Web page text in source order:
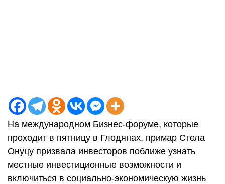
На международном Бизнес-форуме, которые
проходит в пятницу в Глодянах, примар Стела
Онуцу призвала инвесторов поближе узнать
местные инвестиционные возможности и
включиться в социально-экономическую жизнь